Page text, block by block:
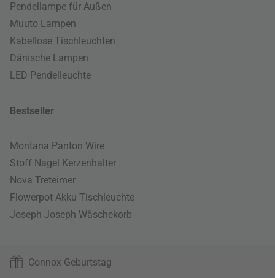
Pendellampe für Außen
Muuto Lampen
Kabellose Tischleuchten
Dänische Lampen
LED Pendelleuchte
Bestseller
Montana Panton Wire
Stoff Nagel Kerzenhalter
Nova Treteimer
Flowerpot Akku Tischleuchte
Joseph Joseph Wäschekorb
Connox Geburtstag